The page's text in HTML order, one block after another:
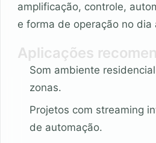
amplificação, controle,
e forma de operação no dia
Aplicações
Som ambiente
zonas.
Projetos com streaming
de automação.